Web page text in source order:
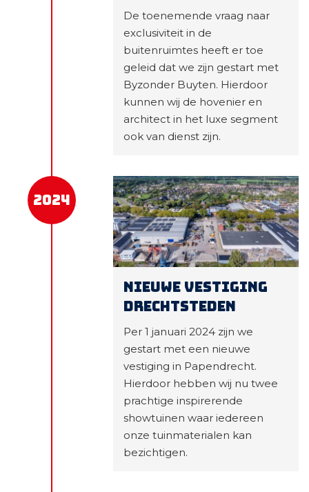
De toenemende vraag naar
exclusiviteit in de
buitenruimtes heeft er toe
geleid dat we zijn gestart met
Byzonder Buyten. Hierdoor
kunnen wij de hovenier en
architect in het luxe segment
ook van dienst zijn.
2024
Nieuwe vestiging
Drechtsteden
Per 1 januari 2024 zijn we
gestart met een nieuwe
vestiging in Papendrecht.
Hierdoor hebben wij nu twee
prachtige inspirerende
showtuinen waar iedereen
onze tuinmaterialen kan
bezichtigen.